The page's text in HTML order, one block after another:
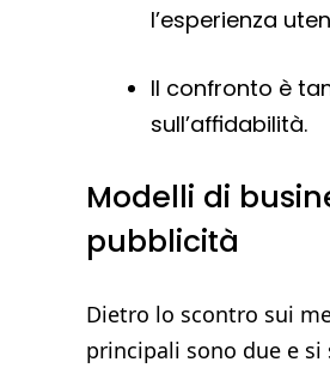
l’esperienza
Il confronto è
sull’affidabilità.
Modelli di
pubblicità
Dietro lo scontro sui
principali sono due e